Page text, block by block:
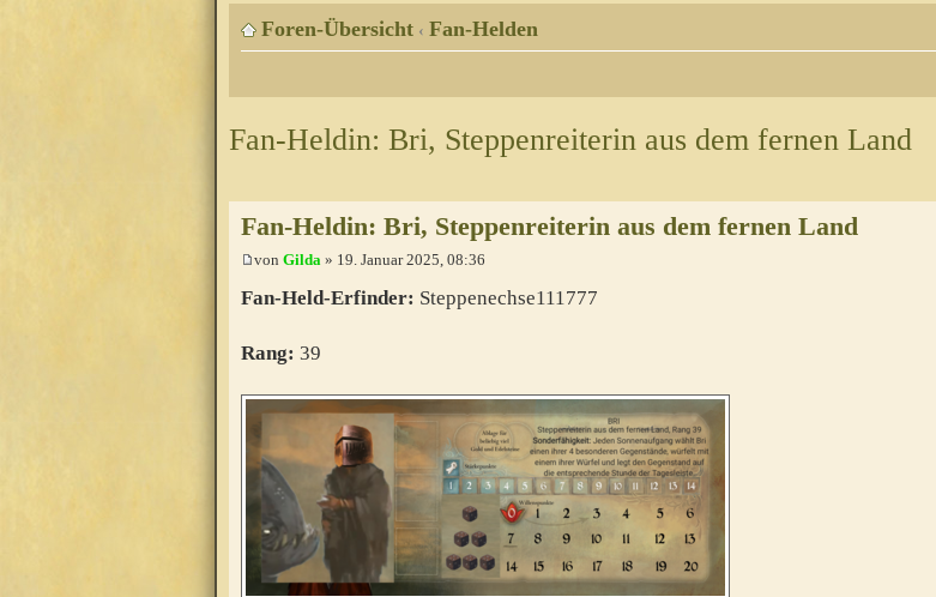
Foren-Übersicht ‹ Fan-Helden
Fan-Heldin: Bri, Steppenreiterin aus dem fernen Land
Fan-Heldin: Bri, Steppenreiterin aus dem fernen Land
von Gilda » 19. Januar 2025, 08:36
Fan-Held-Erfinder: Steppenechse111777
Rang: 39